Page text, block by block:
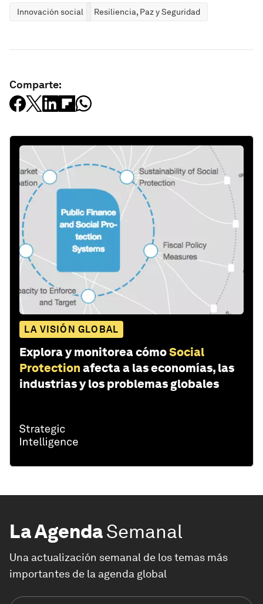
Innovación social Resiliencia, Paz y Seguridad
Comparte:
LA VISIÓN GLOBAL
Explora y monitorea cómoSocial
Protection afecta a las economías, las
industrias y los problemas globales
La AgendaSemanal
Una actualización semanal de los temas más
importantes de la agenda global